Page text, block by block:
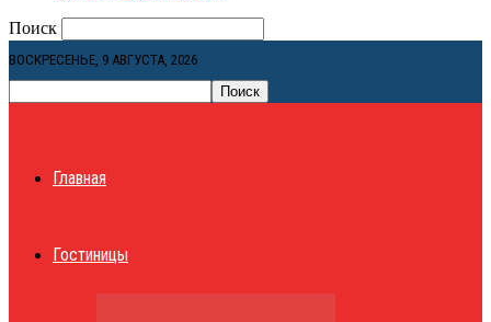
Поиск
ВОСКРЕСЕНЬЕ, 9 АВГУСТА, 2026
Главная
Гостиницы